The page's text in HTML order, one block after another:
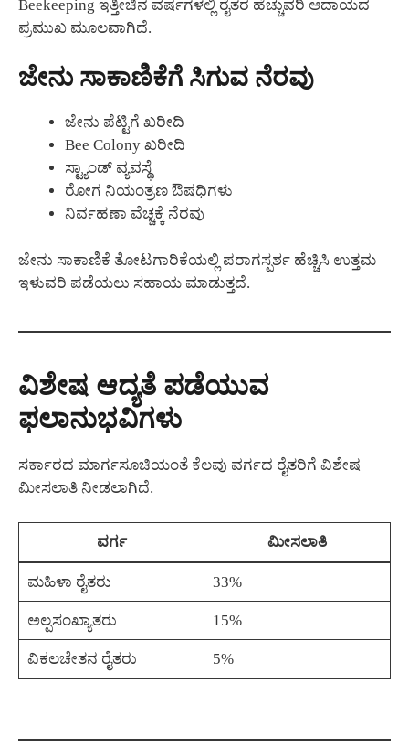
Beekeeping ಇತ್ತೀಚಿನ ವರ್ಷಗಳಲ್ಲಿ ರೈತರ ಹೆಚ್ಚುವರಿ ಆದಾಯದ
ಪ್ರಮುಖ ಮೂಲವಾಗಿದೆ.
ಜೇನು ಸಾಕಾಣಿಕೆಗೆ ಸಿಗುವ ನೆರವು
ಜೇನು ಪೆಟ್ಟಿಗೆ ಖರೀದಿ
Bee Colony ಖರೀದಿ
ಸ್ಟ್ಯಾಂಡ್ ವ್ಯವಸ್ಥೆ
ರೋಗ ನಿಯಂತ್ರಣ ಔಷಧಿಗಳು
ನಿರ್ವಹಣಾ ವೆಚ್ಚಕ್ಕೆ ನೆರವು
ಜೇನು ಸಾಕಾಣಿಕೆ ತೋಟಗಾರಿಕೆಯಲ್ಲಿ ಪರಾಗಸ್ಪರ್ಶ ಹೆಚ್ಚಿಸಿ ಉತ್ತಮ
ಇಳುವರಿ ಪಡೆಯಲು ಸಹಾಯ ಮಾಡುತ್ತದೆ.
ವಿಶೇಷ ಆದ್ಯತೆ ಪಡೆಯುವ
ಫಲಾನುಭವಿಗಳು
ಸರ್ಕಾರದ ಮಾರ್ಗಸೂಚಿಯಂತೆ ಕೆಲವು ವರ್ಗದ ರೈತರಿಗೆ ವಿಶೇಷ
ಮೀಸಲಾತಿ ನೀಡಲಾಗಿದೆ.
ವರ್ಗ ಮೀಸಲಾತಿ
ಮಹಿಳಾ ರೈತರು 33%
ಅಲ್ಪಸಂಖ್ಯಾತರು 15%
ವಿಕಲಚೇತನ ರೈತರು 5%